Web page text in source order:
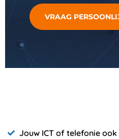
VRAAG
Jouw ICT of telefonie